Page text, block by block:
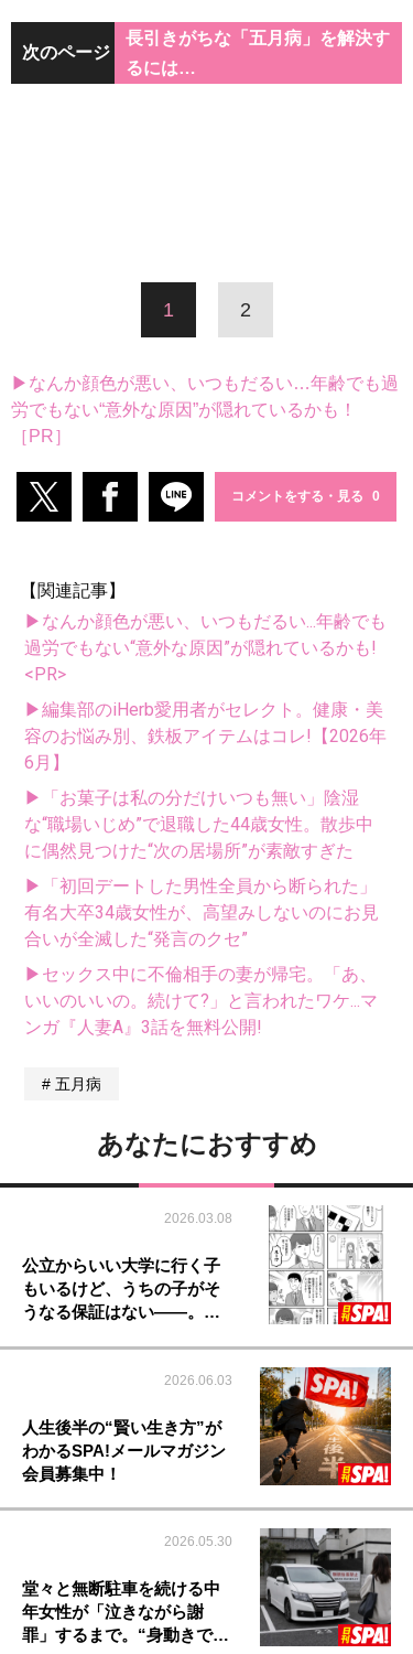
次のページ
長引きがちな「五月病」を解決す
るには…
1 2
▶なんか顔色が悪い、いつもだるい…年齢でも過
労でもない“意外な原因”が隠れているかも！
［PR］
コメントをする・見る
【関連記事】
▶なんか顔色が悪い、いつもだるい...年齢でも
過労でもない“意外な原因”が隠れているかも!
<PR>
▶編集部のiHerb愛用者がセレクト。健康・美
容のお悩み別、鉄板アイテムはコレ!【2026年
6月】
▶「お菓子は私の分だけいつも無い」陰湿
な“職場いじめ”で退職した44歳女性。散歩中
に偶然見つけた“次の居場所”が素敵すぎた
▶「初回デートした男性全員から断られた」
有名大卒34歳女性が、高望みしないのにお見
合いが全滅した“発言のクセ”
▶セックス中に不倫相手の妻が帰宅。「あ、
いいのいいの。続けて?」と言われたワケ...マ
ンガ『人妻A』3話を無料公開!
五月病
あなたにおすすめ
2026.03.08
公立からいい大学に行く子
もいるけど、うちの子がそ
うなる保証はない――。…
2026.06.03
人生後半の“賢い生き方”が
わかるSPA!メールマガジン
会員募集中！
2026.05.30
堂々と無断駐車を続ける中
年女性が「泣きながら謝
罪」するまで。“身動きで…